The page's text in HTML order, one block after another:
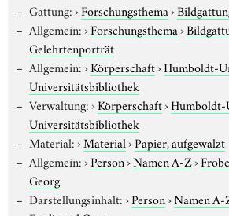
Gattung:›Forschungsthema›
Allgemein:›Forschungsthema›
Gelehrtenporträt
Allgemein:›Körperschaft›Humboldt-
Universitätsbibliothek
Verwaltung:›Körperschaft›Humboldt-
Universitätsbibliothek
Material:›Material›Papier, aufgewalzt
Allgemein:›Person›Namen A-Z›
Georg
Darstellungsinhalt:›Person›Namen A-